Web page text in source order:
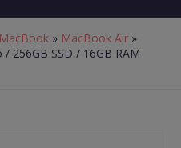
MacBook » MacBook Air »
256GB SSD / 16GB RAM